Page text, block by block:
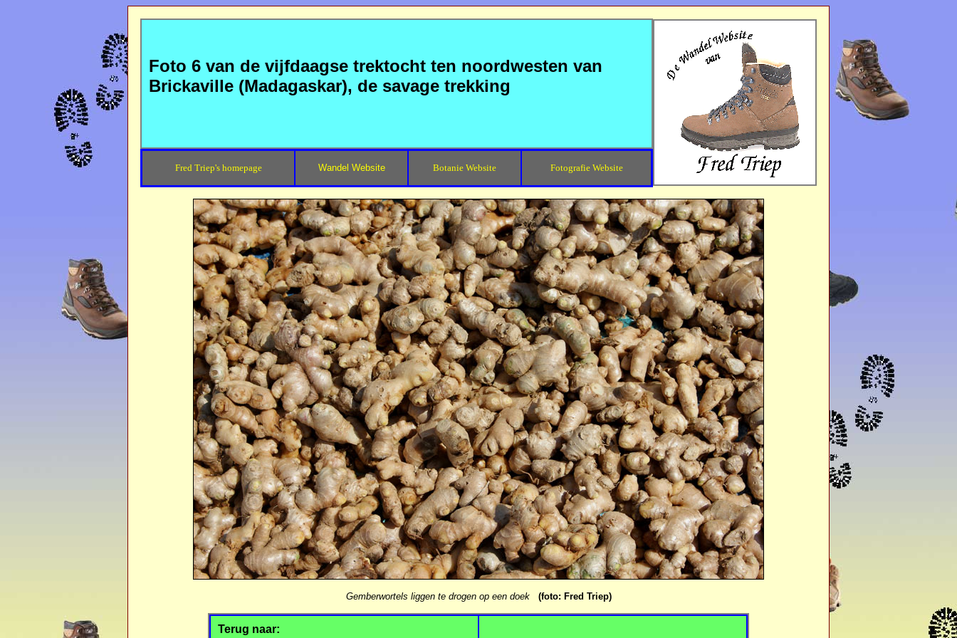
Foto 6 van de vijfdaagse trektocht ten noordwesten van
Brickaville (Madagaskar), de savage trekking
Fred Triep's homepage Wandel Website Botanie Website Fotografie Website
Gemberwortels liggen te drogen op een doek (foto: Fred Triep)
Terug naar: